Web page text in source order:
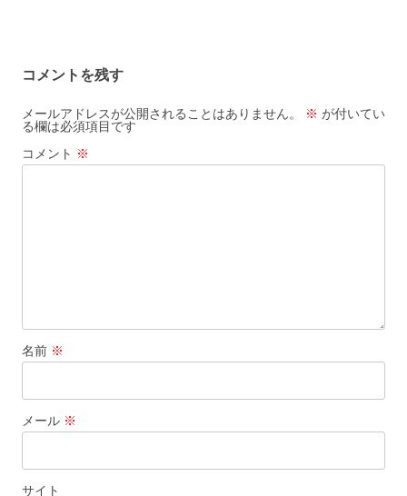
k
o
k
コメントを残す
メールアドレスが公開されることはありません。 ※ が付いてい
る欄は必須項目です
コメント ※
名前 ※
メール ※
サイト